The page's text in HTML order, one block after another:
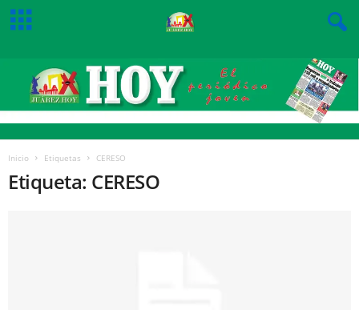
Inicio Etiquetas CERESO
Etiqueta: CERESO